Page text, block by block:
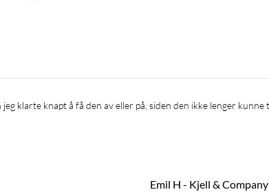
Emil H - Kjell & Company